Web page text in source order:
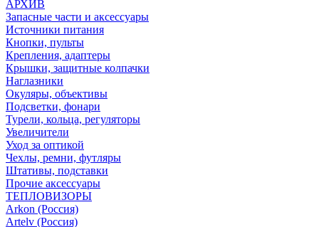
АРХИВ
Запасные части и аксессуары
Источники питания
Кнопки, пульты
Крепления, адаптеры
Крышки, защитные колпачки
Наглазники
Окуляры, объективы
Подсветки, фонари
Турели, кольца, регуляторы
Увеличители
Уход за оптикой
Чехлы, ремни, футляры
Штативы, подставки
Прочие аксессуары
ТЕПЛОВИЗОРЫ
Arkon (Россия)
Artelv (Россия)